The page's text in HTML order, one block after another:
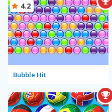
Bubble Hit
4.2